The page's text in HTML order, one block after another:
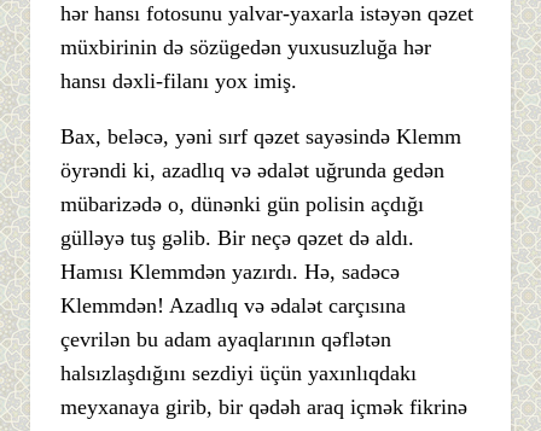
hər hansı fotosunu yalvar-yaxarla istəyən qəzet
müxbirinin də sözügedən yuxusuzluğa hər
hansı dəxli-filanı yox imiş.
Bax, beləcə, yəni sırf qəzet sayəsində Klemm
öyrəndi ki, azadlıq və ədalət uğrunda gedən
mübarizədə o, dünənki gün polisin açdığı
gülləyə tuş gəlib. Bir neçə qəzet də aldı.
Hamısı Klemmdən yazırdı. Hə, sadəcə
Klemmdən! Azadlıq və ədalət carçısına
çevrilən bu adam ayaqlarının qəflətən
halsızlaşdığını sezdiyi üçün yaxınlıqdakı
meyxanaya girib, bir qədəh araq içmək fikrinə